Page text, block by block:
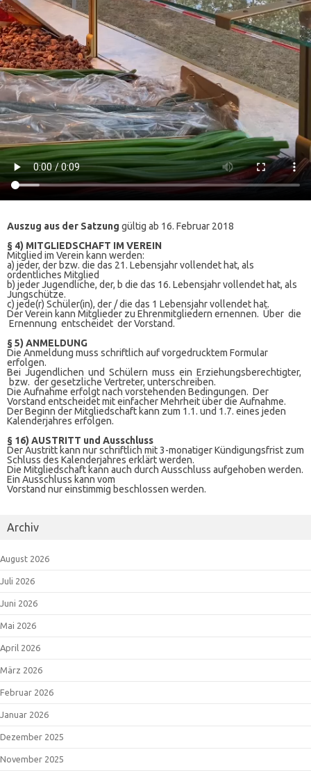
Auszug aus der Satzung gültig ab 16. Februar 2018
§ 4) MITGLIEDSCHAFT IM VEREIN
Mitglied im Verein kann werden:
a) jeder, der bzw. die das 21. Lebensjahr vollendet hat, als
ordentliches Mitglied
b) jeder Jugendliche, der, b die das 16. Lebensjahr vollendet hat, als
Jungschütze.
c) jede(r) Schüler(in), der / die das 1 Lebensjahr vollendet hat.
Der Verein kann Mitglieder zu Ehrenmitgliedern ernennen. Über die
Ernennung entscheidet der Vorstand.
§ 5) ANMELDUNG
Die Anmeldung muss schriftlich auf vorgedrucktem Formular
erfolgen.
Bei Jugendlichen und Schülern muss ein Erziehungsberechtigter,
bzw. der gesetzliche Vertreter, unterschreiben.
Die Aufnahme erfolgt nach vorstehenden Bedingungen. Der
Vorstand entscheidet mit einfacher Mehrheit über die Aufnahme.
Der Beginn der Mitgliedschaft kann zum 1.1. und 1.7. eines jeden
Kalenderjahres erfolgen.
§ 16) AUSTRITT und Ausschluss
Der Austritt kann nur schriftlich mit 3-monatiger Kündigungsfrist zum
Schluss des Kalenderjahres erklärt werden.
Die Mitgliedschaft kann auch durch Ausschluss aufgehoben werden.
Ein Ausschluss kann vom
Vorstand nur einstimmig beschlossen werden.
Archiv
August 2026
Juli 2026
Juni 2026
Mai 2026
April 2026
März 2026
Februar 2026
Januar 2026
Dezember 2025
November 2025